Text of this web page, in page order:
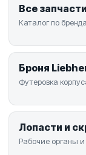
Все
Каталог по
Броня
Футеровка
Лопасти и
Рабочие органы